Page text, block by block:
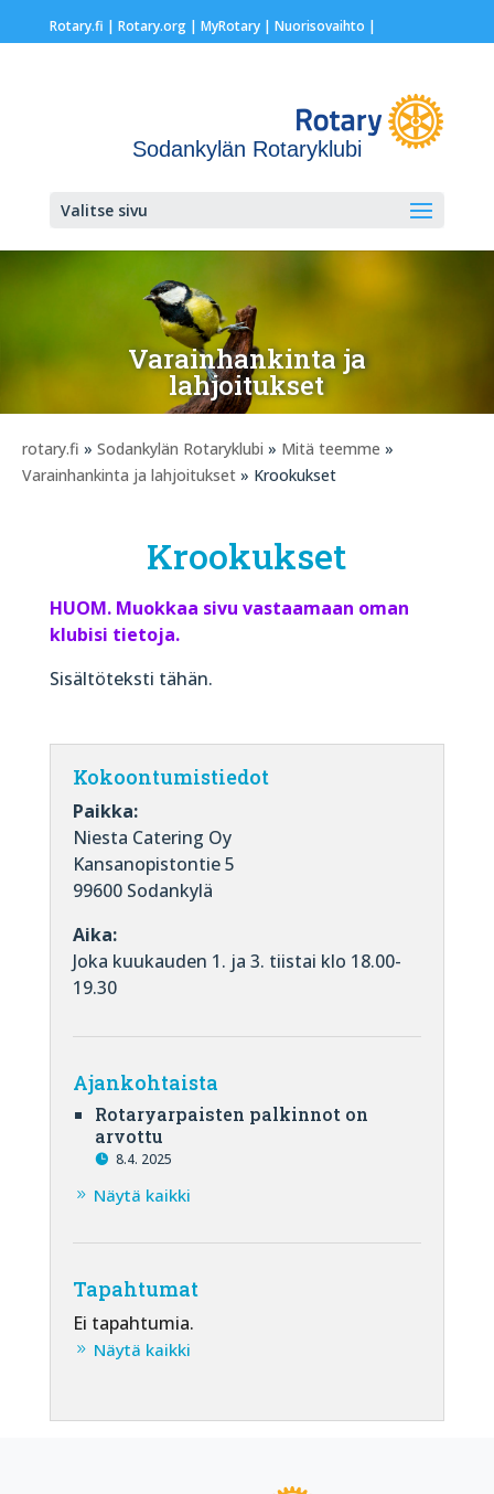
Rotary.fi | Rotary.org| MyRotary | Nuorisovaihto |
Sodankylän Rotaryklubi
Valitse sivu
Varainhankinta ja
lahjoitukset
rotary.fi » Sodankylän Rotaryklubi » Mitä teemme »
Varainhankinta ja lahjoitukset » Krookukset
Krookukset
HUOM. Muokkaa sivu vastaamaan oman
klubisi tietoja.
Sisältöteksti tähän.
Kokoontumistiedot
Paikka:
Niesta Catering Oy
Kansanopistontie 5
99600 Sodankylä
Aika:
Joka kuukauden 1. ja 3. tiistai klo 18.00-
19.30
Ajankohtaista
Rotaryarpaisten palkinnot on
arvottu
8.4. 2025
Näytä kaikki
Tapahtumat
Ei tapahtumia.
Näytä kaikki